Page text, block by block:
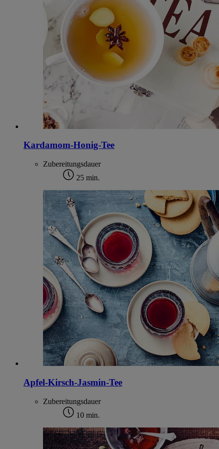
Kardamom-Honig-Tee
Zubereitungsdauer
25 min.
Apfel-Kirsch-Jasmin-Tee
Zubereitungsdauer
10 min.